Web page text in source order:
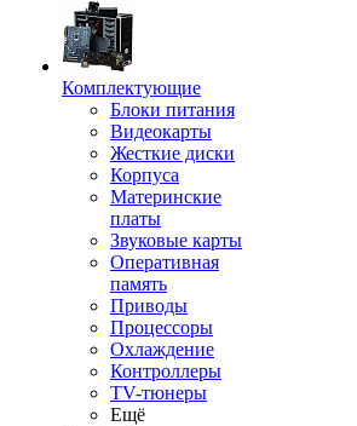
Комплектующие
Блоки питания
Видеокарты
Жесткие диски
Корпуса
Материнские
платы
Звуковые карты
Оперативная
память
Приводы
Процессоры
Охлаждение
Контроллеры
TV-тюнеры
Ещё